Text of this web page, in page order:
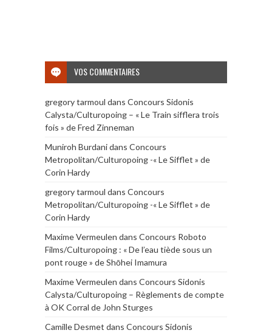
VOS COMMENTAIRES
gregory tarmoul dans Concours Sidonis
Calysta/Culturopoing – « Le Train sifflera trois
fois » de Fred Zinneman
Muniroh Burdanidans Concours
Metropolitan/Culturopoing -« Le Sifflet » de
Corin Hardy
gregory tarmoul dans Concours
Metropolitan/Culturopoing -« Le Sifflet » de
Corin Hardy
Maxime Vermeulen dans Concours Roboto
Films/Culturopoing : « De l’eau tiède sous un
pont rouge » de Shōhei Imamura
Maxime Vermeulen dans Concours Sidonis
Calysta/Culturopoing – Règlements de compte
à OK Corral de John Sturges
Camille Desmet dans Concours Sidonis